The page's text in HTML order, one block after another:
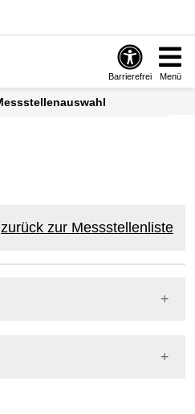
Barrierefrei Menü
Messstellenauswahl
zurück zur Messstellenliste